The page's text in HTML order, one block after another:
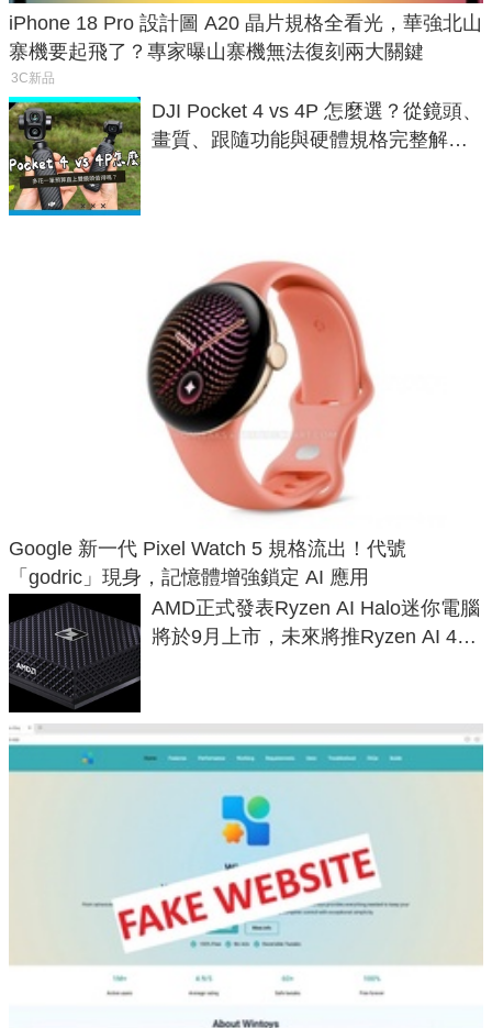
iPhone 18 Pro 設計圖 A20 晶片規格全看光，華強北山
寨機要起飛了？專家曝山寨機無法復刻兩大關鍵
3C新品
DJI Pocket 4 vs 4P 怎麼選？從鏡頭、
畫質、跟隨功能與硬體規格完整解
Google 新一代 Pixel Watch 5 規格流出！代號
「godric」現身，記憶體增強鎖定 AI 應用
AMD正式發表Ryzen AI Halo迷你電腦
將於9月上市，未來將推Ryzen AI 400